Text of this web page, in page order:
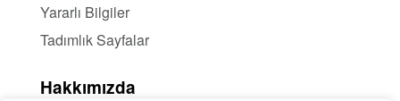
Yararlı Bilgiler
Tadımlık Sayfalar
Hakkımızda